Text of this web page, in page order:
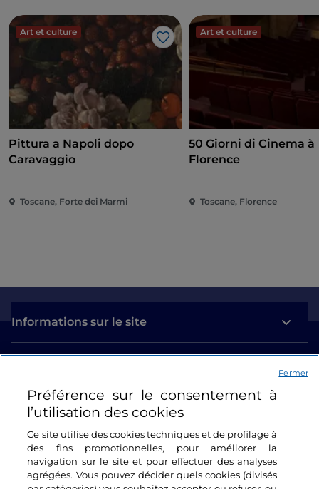
Art et culture
J’aime
Pittura a Napoli dopo
Caravaggio
Toscane, Forte dei Marmi
Art et culture
50 Giorni di Cinema à
Florence
Toscane, Florence
Informations sur le site
Se connecter
Suivez-nous
Préférence sur le consentement à
l’utilisation des cookies
Ce site utilise des cookies techniques et de profilage à
des fins promotionnelles, pour améliorer la
navigation sur le site et pour effectuer des analyses
agrégées. Vous pouvez décider quels cookies (divisés
Fermer